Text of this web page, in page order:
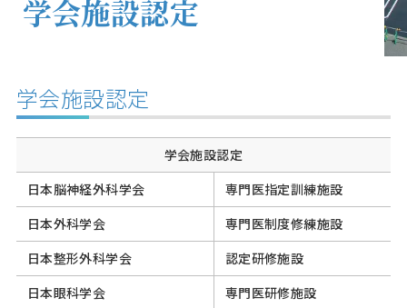
学会施設認定
学会施設認定
学会施設認定
日本脳神経外科学会
専門医指定訓練施設
日本外科学会
専門医制度修練施設
日本整形外科学会
認定研修施設
日本眼科学会
専門医研修施設